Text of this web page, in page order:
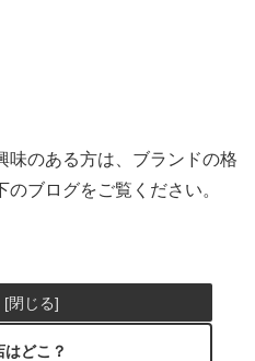
味のある方は、ブランドの格
ブログをご覧ください。
どこ？